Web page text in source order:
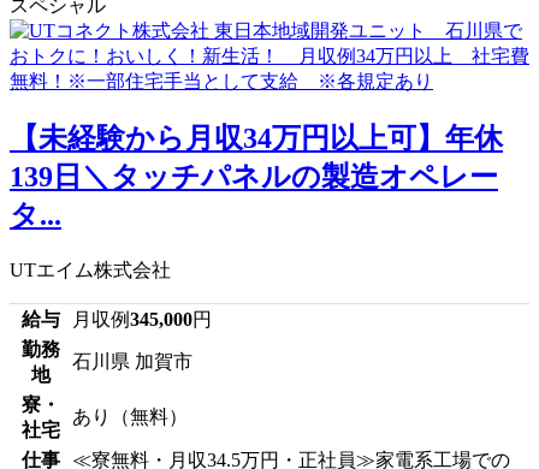
スペシャル
【未経験から月収34万円以上可】年休
139日＼タッチパネルの製造オペレー
タ...
UTエイム株式会社
給与 月収例345,000円
勤務
地
石川県 加賀市
寮・
社宅
あり（無料）
仕事
≪寮無料・月収34.5万円・正社員≫家電系工場での